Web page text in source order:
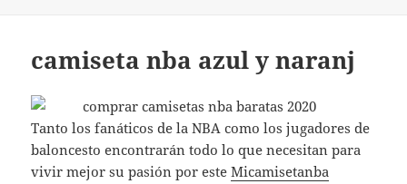
camiseta nba azul y naranj
Tanto los fanáticos de la NBA como los jugadores de
baloncesto encontrarán todo lo que necesitan para
vivir mejor su pasión por esteMicamisetanba